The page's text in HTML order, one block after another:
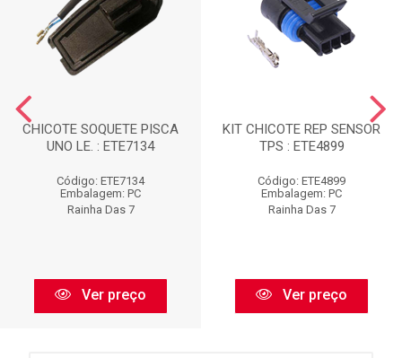
CHICOTE SOQUETE PISCA
UNO LE. : ETE7134
Código: ETE7134
Embalagem: PC
Rainha Das 7
Ver preço
KIT CHICOTE REP SENSOR
TPS : ETE4899
Código: ETE4899
Embalagem: PC
Rainha Das 7
Ver preço